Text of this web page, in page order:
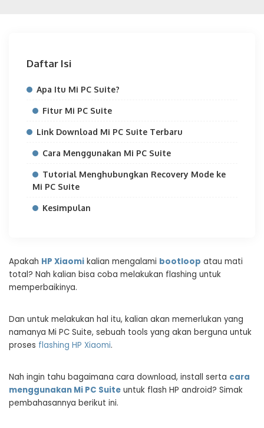
Daftar Isi
Apa Itu Mi PC Suite?
Fitur Mi PC Suite
Link Download Mi PC Suite Terbaru
Cara Menggunakan Mi PC Suite
Tutorial Menghubungkan Recovery Mode ke
Mi PC Suite
Kesimpulan
Apakah HP Xiaomi kalian mengalami bootloop atau mati
total? Nah kalian bisa coba melakukan flashing untuk
memperbaikinya.
Dan untuk melakukan hal itu, kalian akan memerlukan yang
namanya Mi PC Suite, sebuah tools yang akan berguna untuk
proses flashing HP Xiaomi.
Nah ingin tahu bagaimana cara download, install serta cara
menggunakan Mi PC Suite untuk flash HP android? Simak
pembahasannya berikut ini.